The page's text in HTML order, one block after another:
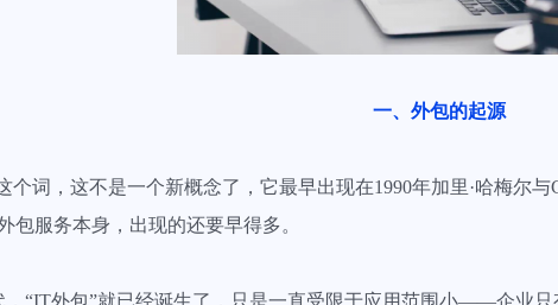
一、外包的起源
个词，这不是一个新概念了，它最早出现在1990年加里·哈梅尔
包服务本身，出现的还要早得多。
，“IT外包”就已经诞生了，只是一直受限于应用范围小——企业